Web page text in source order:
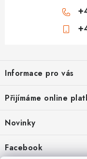
p
a
Informace pro vás
Jak nakupovat
Ochrana osobních údajů
Hodnocení obchodu
Přijímáme online
Novinky
Kryty, pouzdra, obaly na
11.9.2022
Facebook